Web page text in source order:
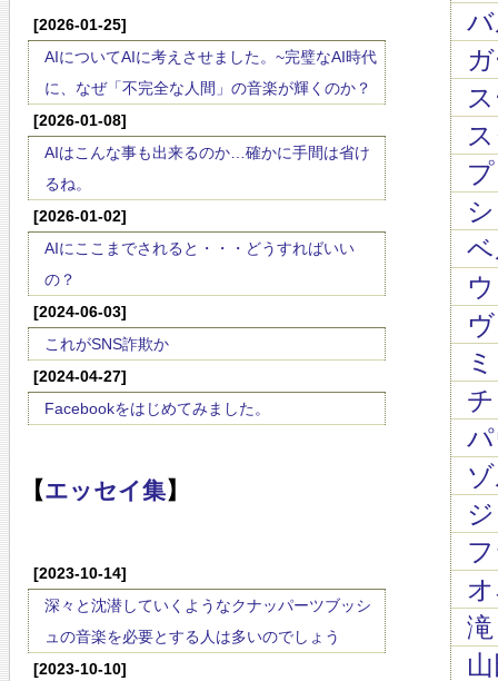
[2026-01-25]
AIについてAIに考えさせました。~完璧なAI時代
に、なぜ「不完全な人間」の音楽が輝くのか？
[2026-01-08]
AIはこんな事も出来るのか…確かに手間は省け
るね。
[2026-01-02]
AIにここまでされると・・・どうすればいい
の？
[2024-06-03]
これがSNS詐欺か
[2024-04-27]
Facebookをはじめてみました。
【エッセイ集】
[2023-10-14]
深々と沈潜していくようなクナッパーツブッシ
ュの音楽を必要とする人は多いのでしょう
[2023-10-10]